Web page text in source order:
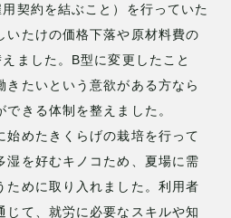
契約を結ぶこと）を行っていた
いたけの価格下落や原材料費の
ました。B型に変更したこと
きたいという意欲がある方なら
きる体制を整えました。
始めたきくらげの栽培を行って
湿を好むキノコため、夏場に需
ために取り入れました。利用者
じて、就労に必要なスキルや知